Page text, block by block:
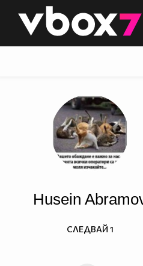
👾
Husein
СЛЕДВАЙ 1